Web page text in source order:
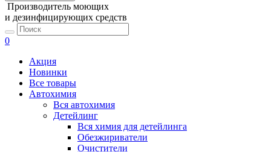
Производитель моющих
и дезинфицирующих средств
0
Акция
Новинки
Все товары
Автохимия
Вся автохимия
Детейлинг
Вся химия для детейлинга
Обезжириватели
Очистители